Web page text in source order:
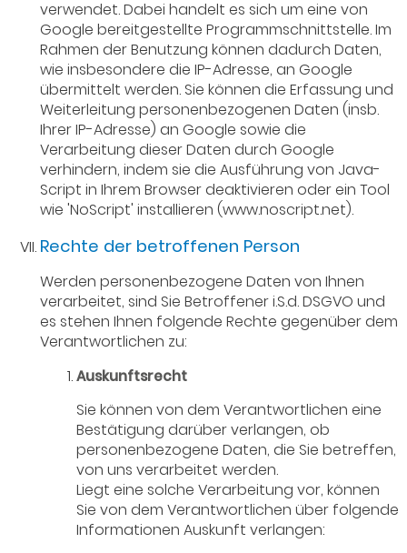
verwendet. Dabei handelt es sich um eine von
Google bereitgestellte Programmschnittstelle. Im
Rahmen der Benutzung können dadurch Daten,
wie insbesondere die IP-Adresse, an Google
übermittelt werden. Sie können die Erfassung und
Weiterleitung personenbezogenen Daten (insb.
Ihrer IP-Adresse) an Google sowie die
Verarbeitung dieser Daten durch Google
verhindern, indem sie die Ausführung von Java-
Script in Ihrem Browser deaktivieren oder ein Tool
wie 'NoScript' installieren (www.noscript.net).
Rechte der betroffenen Person
Werden personenbezogene Daten von Ihnen
verarbeitet, sind Sie Betroffener i.S.d. DSGVO und
es stehen Ihnen folgende Rechte gegenüber dem
Verantwortlichen zu:
Auskunftsrecht
Sie können von dem Verantwortlichen eine
Bestätigung darüber verlangen, ob
personenbezogene Daten, die Sie betreffen,
von uns verarbeitet werden.
Liegt eine solche Verarbeitung vor, können
Sie von dem Verantwortlichen über folgende
Informationen Auskunft verlangen: